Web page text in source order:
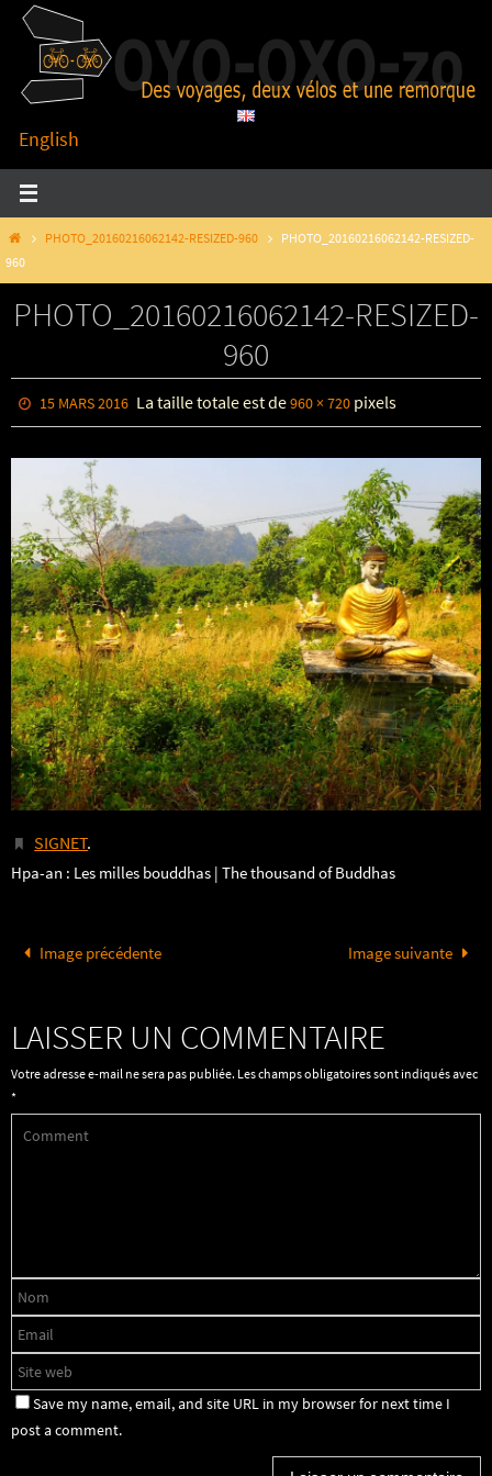
Passer
contenu
English
HOMEPHOTO_20160216062142-RESIZED-960
PHOTO_20160216062142-RESIZED-
960
PHOTO_20160216062142-RESIZED-
960
15 MARS 2016 La taille totale est de960 × 720 pixels
SIGNET.
Hpa-an : Les milles bouddhas | The thousand of Buddhas
Image précédente Image suivante
LAISSER UN COMMENTAIRE
Votre adresse e-mail ne sera pas publiée. Les champs obligatoires sont indiqués avec
*
Save my name, email, and site URL in my browser for next time I
post a comment.